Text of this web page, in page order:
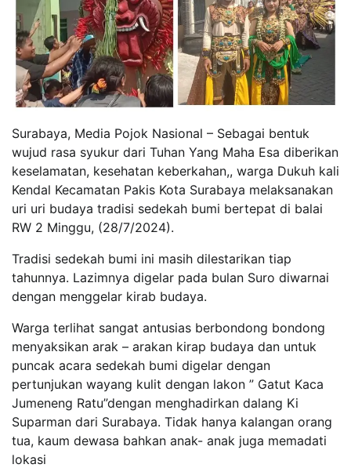
Surabaya, Media Pojok Nasional – Sebagai bentuk
wujud rasa syukur dari Tuhan Yang Maha Esa diberikan
keselamatan, kesehatan keberkahan,, warga Dukuh kali
Kendal Kecamatan Pakis Kota Surabaya melaksanakan
uri uri budaya tradisi sedekah bumi bertepat di balai
RW 2 Minggu, (28/7/2024).
Tradisi sedekah bumi ini masih dilestarikan tiap
tahunnya. Lazimnya digelar pada bulan Suro diwarnai
dengan menggelar kirab budaya.
Warga terlihat sangat antusias berbondong bondong
menyaksikan arak – arakan kirap budaya dan untuk
puncak acara sedekah bumi digelar dengan
pertunjukan wayang kulit dengan lakon ” Gatut Kaca
Jumeneng Ratu”dengan menghadirkan dalang Ki
Suparman dari Surabaya. Tidak hanya kalangan orang
tua, kaum dewasa bahkan anak- anak juga memadati
lokasi